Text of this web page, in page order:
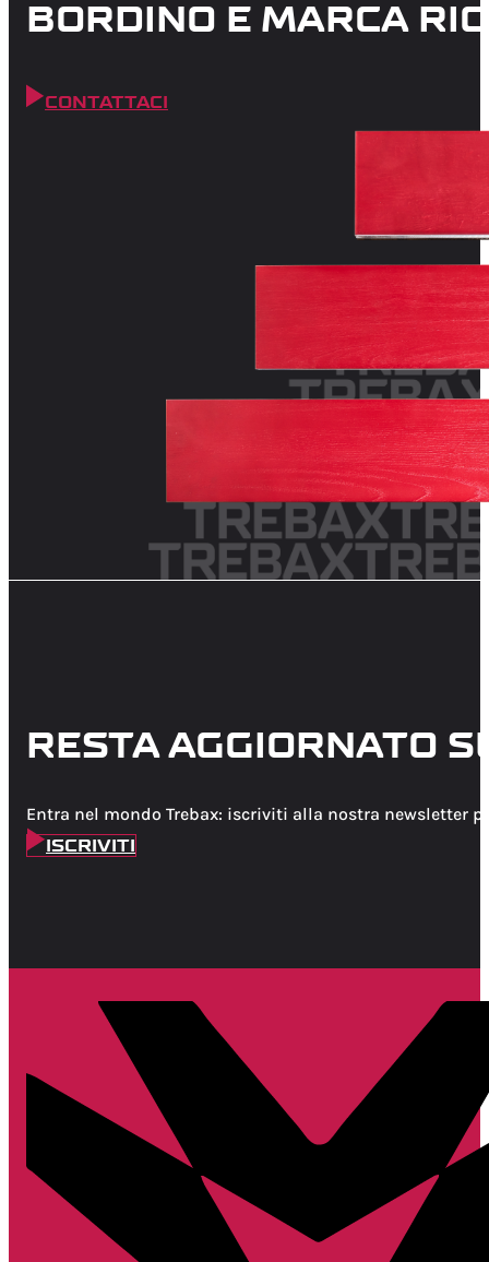
BORDINO E MARCA
CONTATTACI
RESTA AGGIORNATO
Entra nel mondo Trebax: iscriviti alla nostra newsletter
ISCRIVITI